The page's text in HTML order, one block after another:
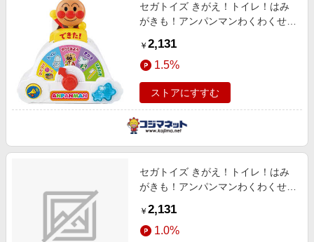
セガトイズ きがえ！トイレ！はみ
がきも！アンパンマンわくわくせい
￥ 2,131
1.5%
ストアにすすむ
セガトイズ きがえ！トイレ！はみ
がきも！アンパンマンわくわくせい
￥ 2,131
1.0%